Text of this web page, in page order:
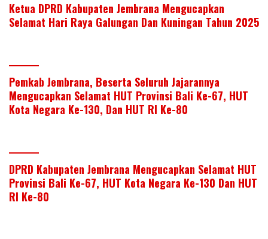
Ketua DPRD Kabupaten Jembrana Mengucapkan
Selamat Hari Raya Galungan Dan Kuningan Tahun 2025
Pemkab Jembrana, Beserta Seluruh Jajarannya
Mengucapkan Selamat HUT Provinsi Bali Ke-67, HUT
Kota Negara Ke-130, Dan HUT RI Ke-80
DPRD Kabupaten Jembrana Mengucapkan Selamat HUT
Provinsi Bali Ke-67, HUT Kota Negara Ke-130 Dan HUT
RI Ke-80